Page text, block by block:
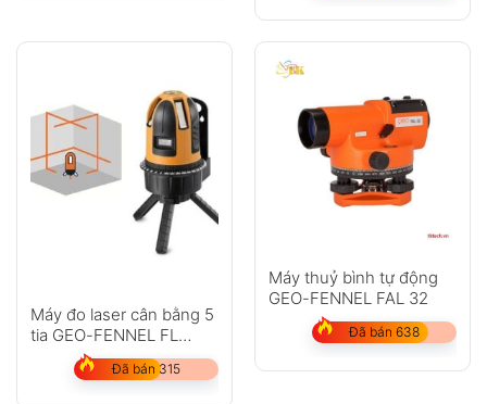
Máy đo laser cân bằng 5
tia GEO-FENNEL FL
Đã bán 315
Máy thuỷ bình tự động
GEO-FENNEL FAL 32
Đã bán 638